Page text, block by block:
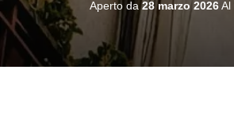
Aperto da28 marzo 2026Al